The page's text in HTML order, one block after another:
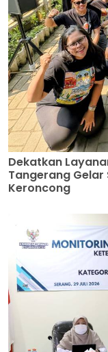
Dekatkan
Tangerang Gelar
Keroncong